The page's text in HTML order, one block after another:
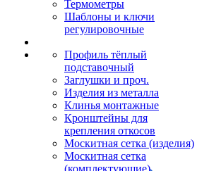
Термометры
Шаблоны и ключи
регулировочные
Профиль тёплый
подставочный
Заглушки и проч.
Изделия из металла
Клинья монтажные
Кронштейны для
крепления откосов
Москитная сетка (изделия)
Москитная сетка
(комплектующие)